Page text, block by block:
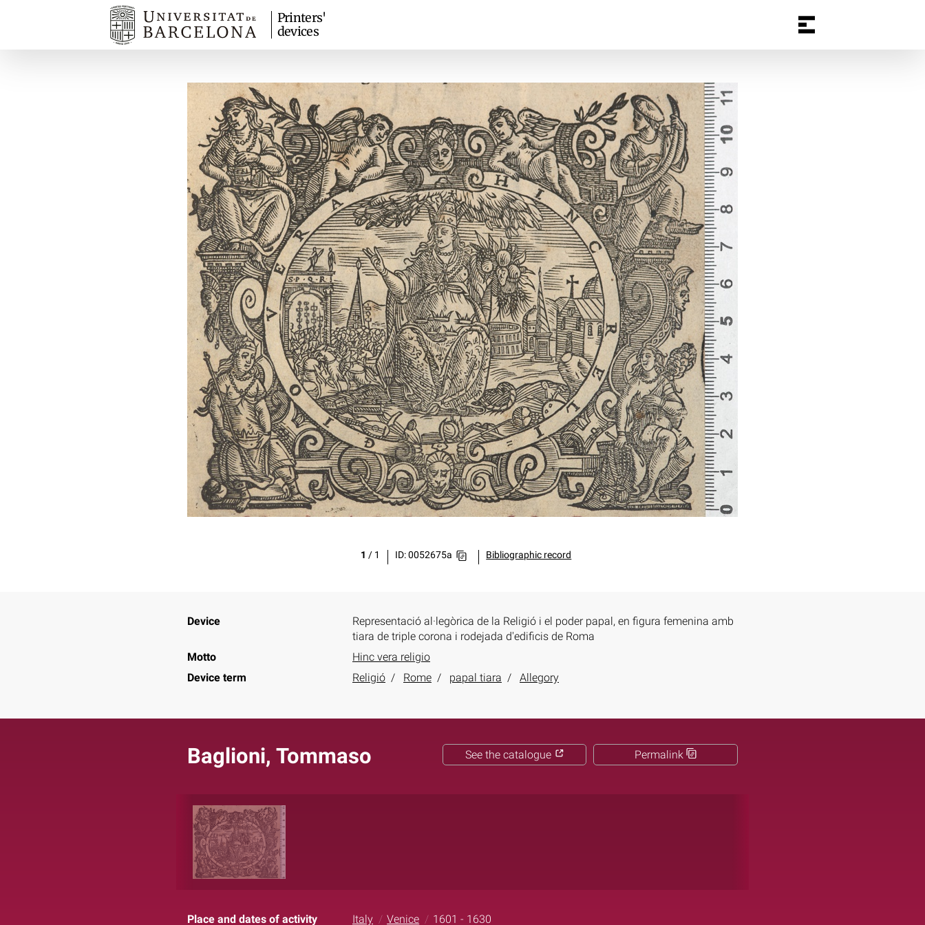
Printers'
devices
1 / 1 ID: 0052675a Bibliographic record
Device
Representació al·legòrica de la Religió i el poder papal, en figura femenina amb
tiara de triple corona i rodejada d'edificis de Roma
Motto
Hinc vera religio
Device term
Religió Rome papal tiara Allegory
Baglioni, Tommaso Permalink
See the catalogue
Place and dates of activity Italy Venice 1601 - 1630